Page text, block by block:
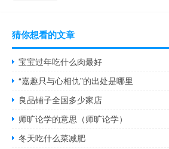
猜你想看的文章
宝宝过年吃什么肉最好
“嘉趣只与心相仇”的出处是哪里
良品铺子全国多少家店
师旷论学的意思（师旷论学）
冬天吃什么菜减肥